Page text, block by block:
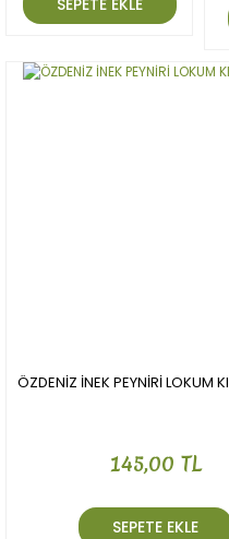
ÖZDENİZ İNEK PEYNİRİ LOKUM
145,00 TL
SEPETE EKLE